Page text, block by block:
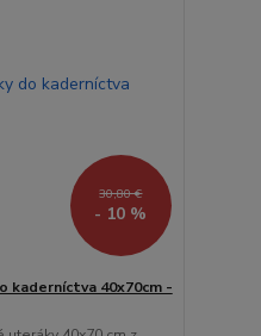
30,80 €
- 10 %
kaderníctva 40x70cm -